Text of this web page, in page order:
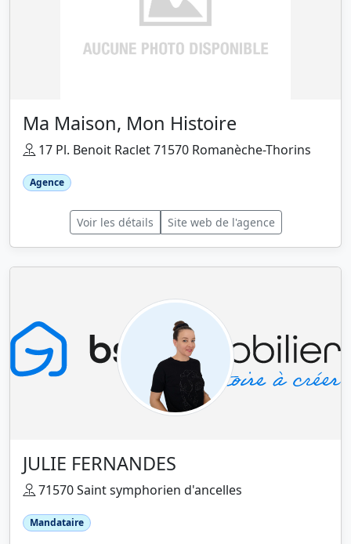
Ma Maison, Mon Histoire
17 Pl. Benoit Raclet 71570 Romanèche-Thorins
Agence
Voir les détails Site web de l'agence
JULIE FERNANDES
71570 Saint symphorien d'ancelles
Mandataire